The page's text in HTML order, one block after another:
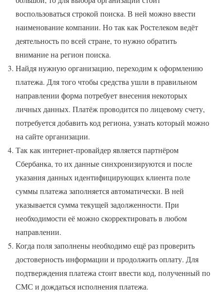
воспользоваться строкой поиска. В ней можно ввести
наименование компании. Но так как Ростелеком ведёт
деятельность по всей стране, то нужно обратить
внимание на регион поиска.
Найдя нужную организацию, переходим к оформлению
платежа. Для того чтобы средства ушли в правильном
направлении форма потребует внесения некоторых
личных данных. Платёж проводится по лицевому счету,
потребуется добавить код региона, узнать который можно
на сайте организации.
Так как интернет-провайдер является партнёром
Сбербанка, то их данные синхронизируются и после
указания данных идентифицирующих клиента поле
суммы платежа заполняется автоматически. В ней
указывается сумма текущей задолженности. При
необходимости её можно скорректировать в любом
направлении.
Когда поля заполнены необходимо ещё раз проверить
достоверность информации и продолжить оплату. Для
подтверждения платежа стоит ввести код, полученный по
СМС и дождаться исполнения платежа.